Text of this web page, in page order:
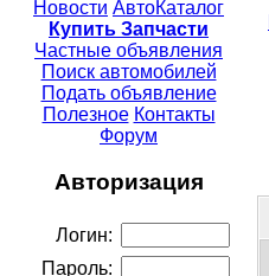
Новости АвтоКаталог
Купить Запчасти
Частные объявления
Поиск автомобилей
Подать объявление
Полезное Контакты
Форум
Авторизация
Логин:
Пароль: